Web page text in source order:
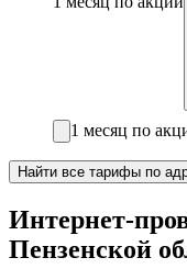
1 месяц по
Найти все тарифы по
Интернет-
Пензенской